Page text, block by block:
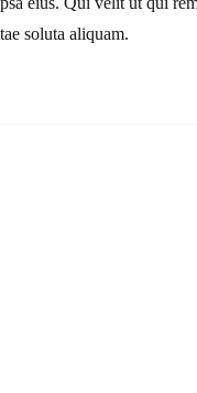
soluta aliquam.